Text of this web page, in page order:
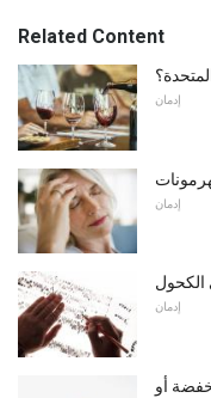
Related Content
إدمان
إدمان
الكحول
إدمان
أو